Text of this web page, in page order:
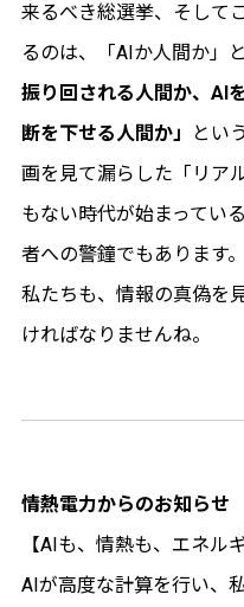
来るべき総選挙、そして
るのは、「AIか人間か」
振り回される人間か、AI
断を下せる人間か」
とい
画を見て漏らした「リア
もない時代が始まってい
者への警鐘でもあります。
私たちも、情報の真偽を
ければなりませんね。
情熱電力からのお知らせ
【AIも、情熱も、エネル
AIが高度な計算を行い、